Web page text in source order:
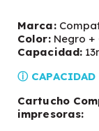
Marca:
Color:Negro +
Capacidad:
ⓘ CAPACIDAD
Cartucho
impresoras: